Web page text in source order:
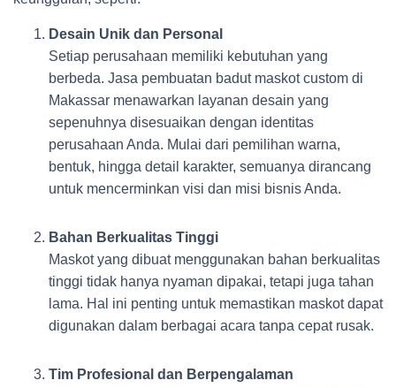
Desain Unik dan Personal
Setiap perusahaan memiliki kebutuhan yang
berbeda. Jasa pembuatan badut maskot custom di
Makassar menawarkan layanan desain yang
sepenuhnya disesuaikan dengan identitas
perusahaan Anda. Mulai dari pemilihan warna,
bentuk, hingga detail karakter, semuanya dirancang
untuk mencerminkan visi dan misi bisnis Anda.
Bahan Berkualitas Tinggi
Maskot yang dibuat menggunakan bahan berkualitas
tinggi tidak hanya nyaman dipakai, tetapi juga tahan
lama. Hal ini penting untuk memastikan maskot dapat
digunakan dalam berbagai acara tanpa cepat rusak.
Tim Profesional dan Berpengalaman